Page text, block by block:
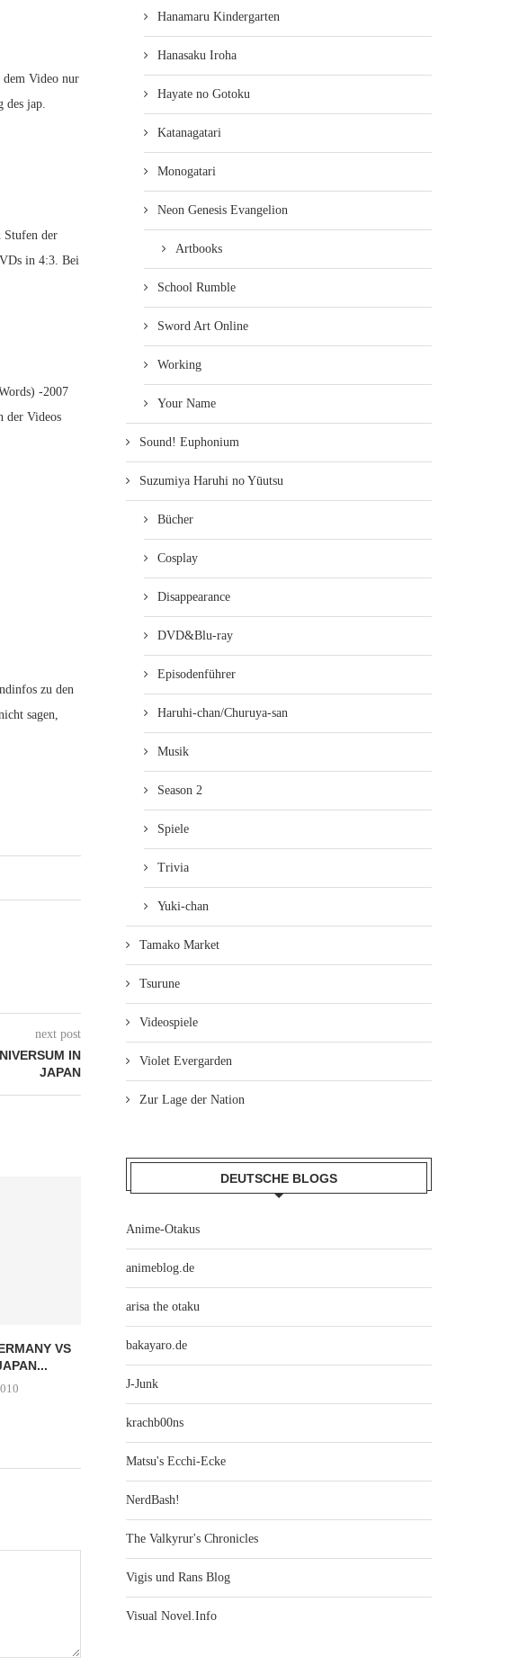
Video nur
des jap.
Stufen der
in 4:3. Bei
-2007
der Videos
zu den
sagen,
next post
IN
JAPAN
VS
EVANGELION 2.22 YOU CAN (NOT)
ADVANCE – (LIMITED...
ADVANCE (REVIEW, BLU-
Hanamaru Kindergarten
Hanasaku Iroha
Hayate no Gotoku
Katanagatari
Monogatari
Neon Genesis Evangelion
Artbooks
School Rumble
Sword Art Online
Working
Your Name
Sound! Euphonium
Suzumiya Haruhi no Yūutsu
Bücher
Cosplay
Disappearance
DVD&Blu-ray
Episodenführer
Haruhi-chan/Churuya-san
Musik
Season 2
Spiele
Trivia
Yuki-chan
Tamako Market
Tsurune
Videospiele
Violet Evergarden
Zur Lage der Nation
DEUTSCHE BLOGS
Anime-Otakus
animeblog.de
arisa the otaku
bakayaro.de
J-Junk
krachb00ns
Matsu's Ecchi-Ecke
NerdBash!
The Valkyrur's Chronicles
Vigis und Rans Blog
Visual Novel.Info